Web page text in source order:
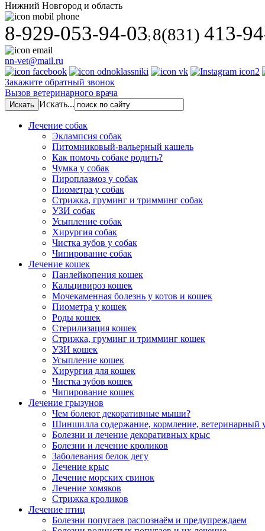
Нижний Новгород и область
8-929-053-94-03; 8(831) 413-94
nn-vet@mail.ru
Закажите обратный звонок
Вызов ветеринарного врача
Искать...
Лечение собак
Эклампсия собак
Питомниковый-вальерный кашель
Как помочь собаке родить?
Чумка у собак
Пироплазмоз у собак
Пиометра у собак
Стрижка, груминг и тримминг собак
УЗИ собак
Усыпление собак
Хирургия собак
Чистка зубов у собак
Чипирование собак
Лечение кошек
Панлейкопения кошек
Кальцивироз кошек
Мочекаменная болезнь у котов и кошек
Пиометра у кошек
Роды кошек
Стерилизация кошек
Стрижка, груминг и тримминг кошек
УЗИ кошек
Усыпление кошек
Хирургия для кошек
Чистка зубов кошек
Чипирование кошек
Лечение грызунов
Чем болеют декоративные мыши?
Шиншилла содержание, кормление, ветеринарный
Болезни и лечение декоративных крыс
Болезни и лечение кроликов
Заболевания белок дегу
Лечение крыс
Лечение морских свинок
Лечение хомяков
Стрижка кроликов
Лечение птиц
Болезни попугаев распознаём и предупреждаем